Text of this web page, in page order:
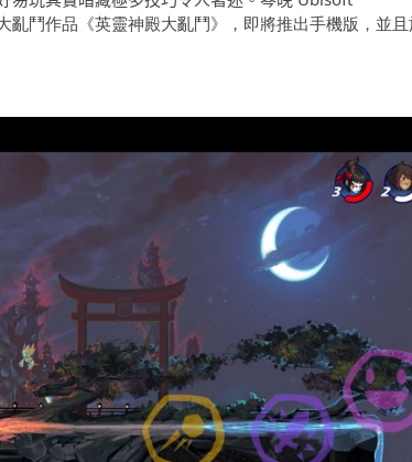
鬥作品《英靈神殿大亂鬥》，即將推出手機版，並